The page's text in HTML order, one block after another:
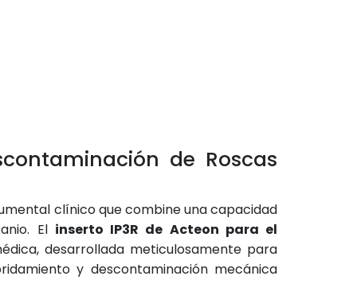
de Roscas
clínico que combine una capacidad
El inserto IP3R de Acteon para el
desarrollada meticulosamente para
y descontaminación mecánica